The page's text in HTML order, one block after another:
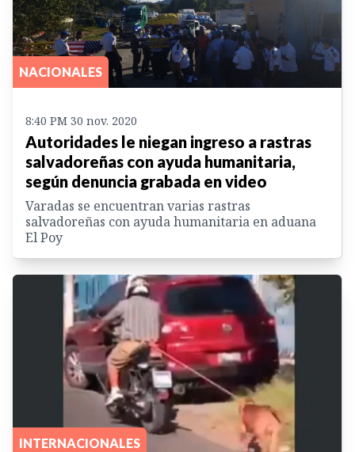
NACIONALES
8:40 PM 30 nov. 2020
Autoridades le niegan ingreso a rastras
salvadoreñas con ayuda humanitaria,
según denuncia grabada en video
Varadas se encuentran varias rastras
salvadoreñas con ayuda humanitaria en aduana
El Poy
INTERNACIONALES